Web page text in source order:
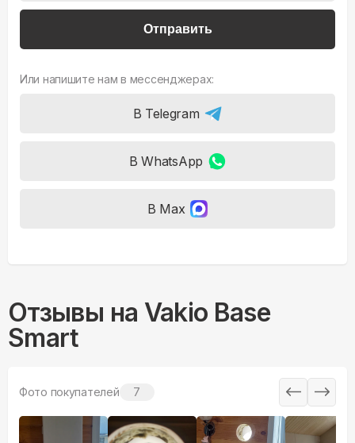
Отправить
Или напишите нам в мессенджерах:
В Telegram
В WhatsApp
В Max
Отзывы на Vakio Base
Smart
Фото покупателей 7